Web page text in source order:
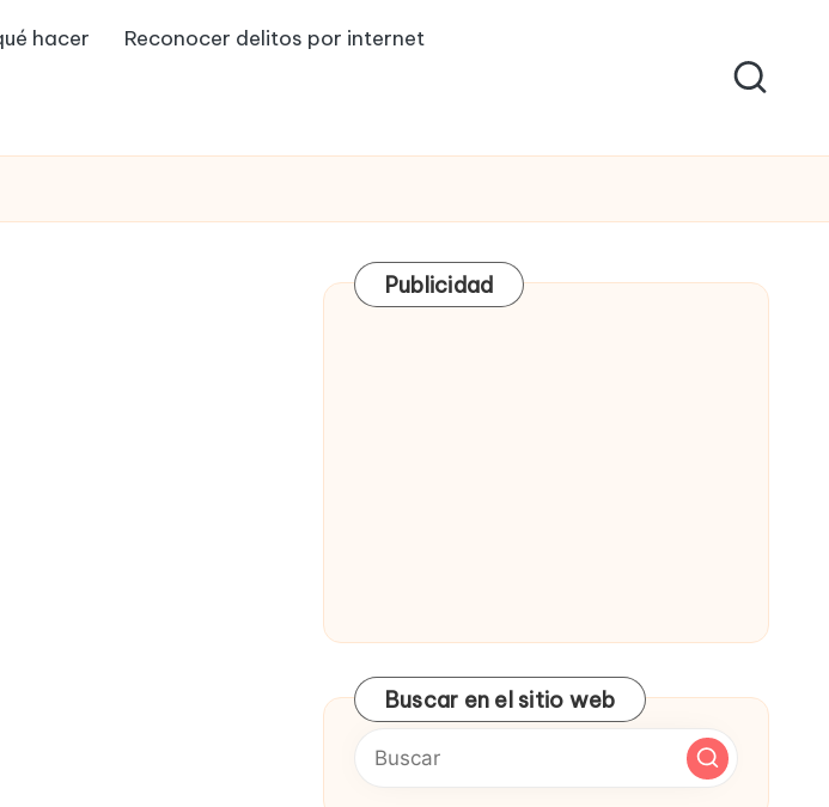
hacer Reconocer delitos por internet
Publicidad
Buscar en el sitio web